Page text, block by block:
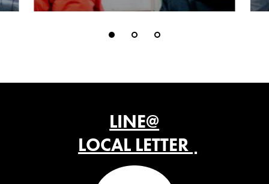
LINE@
LOCAL LETTER